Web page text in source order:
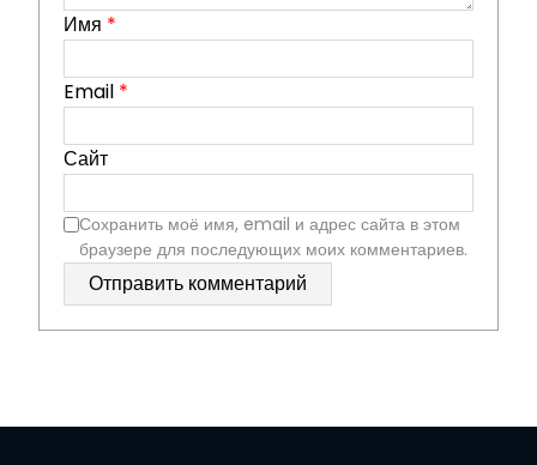
Имя *
Email *
Сайт
Сохранить моё имя, email и адрес сайта в этом
браузере для последующих моих комментариев.